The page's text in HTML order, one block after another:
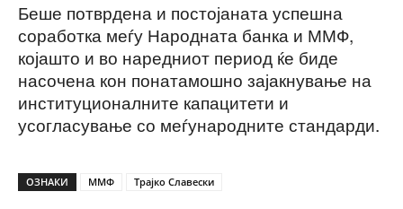
Беше потврдена и постојаната успешна
соработка меѓу Народната банка и ММФ,
којашто и во наредниот период ќе биде
насочена кон понатамошно зајакнување на
институционалните капацитети и
усогласување со меѓународните стандарди.
ОЗНАКИ ММФ Трајко Славески